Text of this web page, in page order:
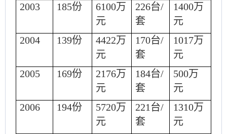
2003
185份 6100万
元
226台/
套
1400万
元
2004
139份 4422万
元
170台/
套
1017万
元
2005
169份 2176万
元
184台/
套
500万
元
2006
194份 5720万
元
221 台/
套
1310万
元